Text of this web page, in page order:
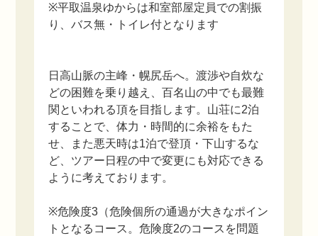
※平取温泉ゆからは和室部屋定員での割振
り、バス無・トイレ付となります
日高山脈の主峰・幌尻岳へ。渡渉や自炊な
どの困難を乗り越え、百名山の中でも最難
関といわれる頂を目指します。山荘に2泊
することで、体力・時間的に余裕をもた
せ、また悪天時は1泊で登頂・下山するな
ど、ツアー日程の中で変更にも対応できる
ように考えております。
※危険度3（危険個所の通過が大きなポイン
トとなるコース。危険度2のコースを問題